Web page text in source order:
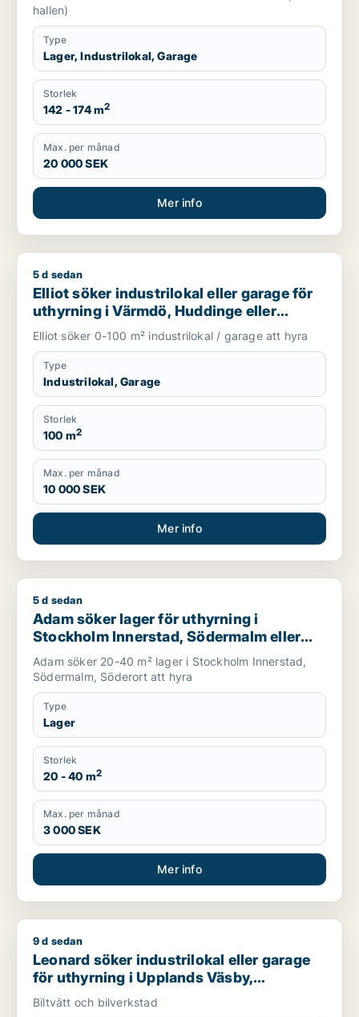
hallen)
Type
Lager, Industrilokal, Garage
Storlek
142 - 174 m2
Max. per månad
20 000 SEK
Mer info
Elliot söker industrilokal eller garage för uthyrning i
5 d sedan
Elliot söker industrilokal eller garage för
uthyrning i Värmdö, Huddinge eller
Botkyrka m.fl.
Elliot söker 0-100 m² industrilokal / garage att hyra
Type
Industrilokal, Garage
Storlek
100 m2
Max. per månad
10 000 SEK
Mer info
Adam söker lager för uthyrning i Stockholm Innerstad,
5 d sedan
Adam söker lager för uthyrning i
Stockholm Innerstad, Södermalm eller
Söderort
Adam söker 20-40 m² lager i Stockholm Innerstad,
Södermalm, Söderort att hyra
Type
Lager
Storlek
20 - 40 m2
Max. per månad
3 000 SEK
Mer info
Leonard söker industrilokal eller garage för uthyrning i
9 d sedan
Leonard söker industrilokal eller garage
för uthyrning i Upplands Väsby,
Vallentuna eller Österåker m.fl.
Biltvätt och bilverkstad